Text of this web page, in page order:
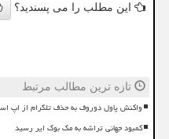
این مطلب را می پسندید؟
تازه ترین مطالب مرتبط
واکنش پاول دوروف به حذف تلگرام از اپ
کمبود جهانی تراشه به مک بوک ایر رسید